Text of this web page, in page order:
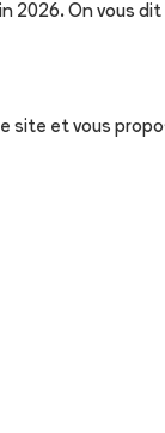
2026. On vous
site et vous